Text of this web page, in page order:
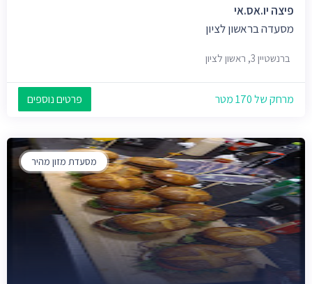
פיצה יו.אס.אי
מסעדה בראשון לציון
ברנשטיין 3, ראשון לציון
מרחק של 170 מטר פרטים נוספים
מסעדת מזון מהיר